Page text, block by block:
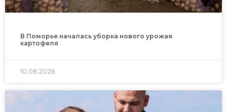
В Поморье началась уборка нового урожая
картофеля
10.08.2026